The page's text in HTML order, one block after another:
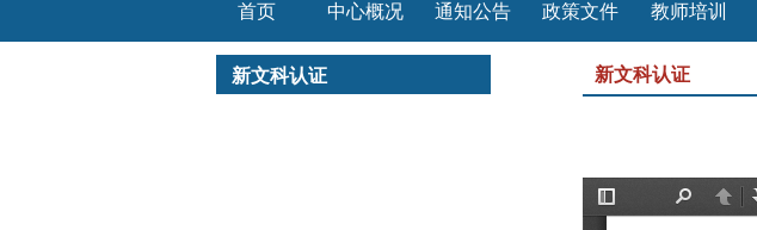
首页 中心概况 通知公告 政策文件 教师培训
新文科认证 新文科认证